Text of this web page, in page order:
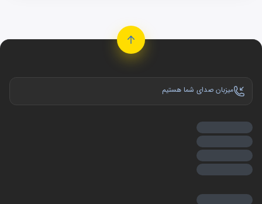
میزبان صدای شما هستیم